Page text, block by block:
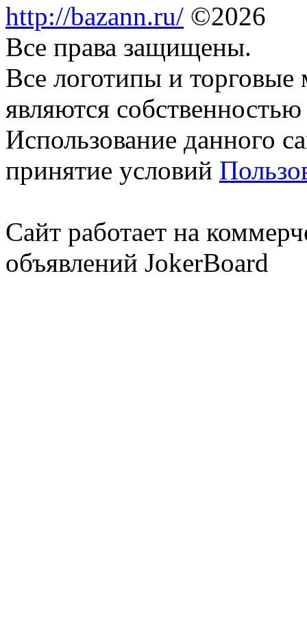
http://bazann.ru/ ©2026
Все права защищены.
Все логотипы и торговые
являются
Использование данного
принятие условий
Сайт работает на
объявлений JokerBoard